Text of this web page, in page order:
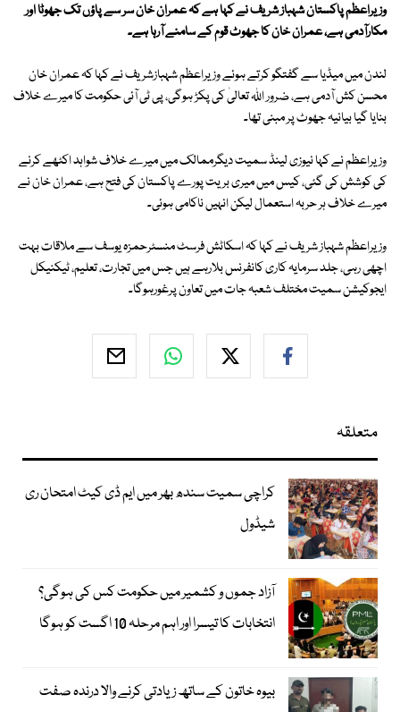
وزیراعظم پاکستان شہباز شریف نے کہا ہے کہ عمران خان سر سے پاؤں تک جھوٹا اور
مکارآدمی ہے، عمران خان کا جھوٹ قوم کے سامنے آرہا ہے۔
لندن میں میڈیا سے گفتگو کرتے ہوئے وزیراعظم شہبازشریف نے کہا کہ عمران خان
محسن کش آدمی ہے، ضرور اللہ تعالیٰ کی پکڑ ہوگی، پی ٹی آئی حکومت کا میرے خلاف
بنایا گیا بیانیہ جھوٹ پر مبنی تھا۔
وزیراعظم نے کہا نیوزی لینڈ سمیت دیگرممالک میں میرے خلاف شواہد اکٹھے کرنے
کی کوشش کی گئی، کیس میں میری بریت پورے پاکستان کی فتح ہے، عمران خان نے
میرے خلاف ہر حربہ استعمال لیکن انہیں ناکامی ہوئی۔
وزیراعظم شہباز شریف نے کہا کہ اسکاٹش فرسٹ منسٹرحمزہ یوسف سے ملاقات بہت
اچھی رہی، جلد سرمایہ کاری کانفرنس بلارہے ہیں جس میں تجارت، تعلیم، ٹیکنیکل
ایجوکیشن سمیت مختلف شعبہ جات میں تعاون پرغورہوگا۔
متعلقہ
کراچی سمیت سندھ بھر میں ایم ڈی کیٹ امتحان ری
شیڈول
آزاد جموں و کشمیر میں حکومت کس کی ہوگی؟
انتخابات کا تیسرا اور اہم مرحلہ 10 اگست کو ہوگا
بیوہ خاتون کے ساتھ زیادتی کرنے والا درندہ صفت